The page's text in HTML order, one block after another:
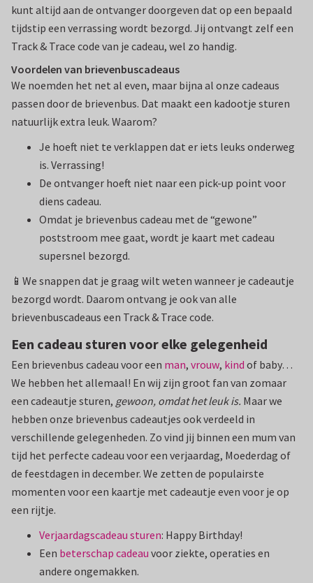
kunt altijd aan de ontvanger doorgeven dat op een bepaald
tijdstip een verrassing wordt bezorgd. Jij ontvangt zelf een
Track & Trace code van je cadeau, wel zo handig.
Voordelen van brievenbuscadeaus
We noemden het net al even, maar bijna al onze cadeaus
passen door de brievenbus. Dat maakt een kadootje sturen
natuurlijk extra leuk. Waarom?
Je hoeft niet te verklappen dat er iets leuks onderweg
is. Verrassing!
De ontvanger hoeft niet naar een pick-up point voor
diens cadeau.
Omdat je brievenbus cadeau met de “gewone”
poststroom mee gaat, wordt je kaart met cadeau
supersnel bezorgd.
📱We snappen dat je graag wilt weten wanneer je cadeautje
bezorgd wordt. Daarom ontvang je ook van alle
brievenbuscadeaus een Track & Trace code.
Een cadeau sturen voor elke gelegenheid
Een brievenbus cadeau voor een man, vrouw, kind of baby…
We hebben het allemaal! En wij zijn groot fan van zomaar
een cadeautje sturen, gewoon, omdat het leuk is. Maar we
hebben onze brievenbus cadeautjes ook verdeeld in
verschillende gelegenheden. Zo vind jij binnen een mum van
tijd het perfecte cadeau voor een verjaardag, Moederdag of
de feestdagen in december. We zetten de populairste
momenten voor een kaartje met cadeautje even voor je op
een rijtje.
Verjaardagscadeau sturen: Happy Birthday!
Een beterschap cadeau voor ziekte, operaties en
andere ongemakken.